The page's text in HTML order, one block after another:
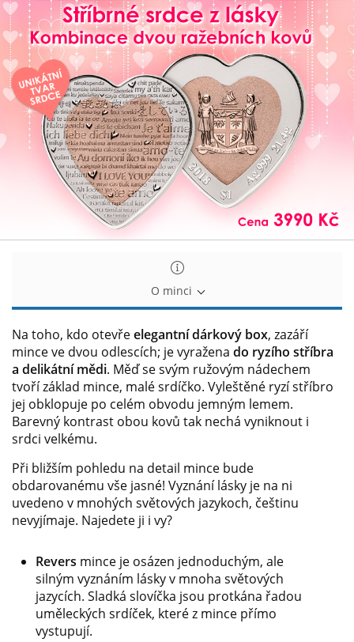
Stříbrné
srdce
z
lásky
Stříbrné
srdce
z
lásky
O minci
Na toho, kdo otevřeelegantní dárkový box, zazáří
mince ve dvou odlescích; je vyražena do ryzího stříbra
a delikátní mědi. Měď se svým ružovým nádechem
tvoří základ mince, malé srdíčko. Vyleštěné ryzí stříbro
jej obklopuje po celém obvodu jemným lemem.
Barevný kontrast obou kovů tak nechá vyniknout i
srdci velkému.
Při bližším pohledu na detail mince bude
obdarovanému vše jasné! Vyznání lásky je na ni
uvedeno v mnohých světových jazykoch, češtinu
nevyjímaje. Najedete ji i vy?
Revers mince je osázen jednoduchým, ale
silným vyznáním lásky v mnoha světových
jazycích. Sladká slovíčka jsou protkána řadou
uměleckých srdíček, které z mince přímo
vystupují.